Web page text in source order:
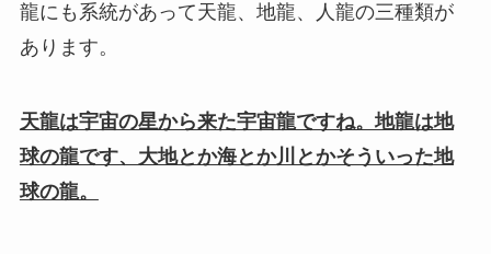
龍にも系統があって天龍、地龍、人龍の三種類が
あります。
天龍は宇宙の星から来た宇宙龍ですね。地龍は地
球の龍です、大地とか海とか川とかそういった地
球の龍。